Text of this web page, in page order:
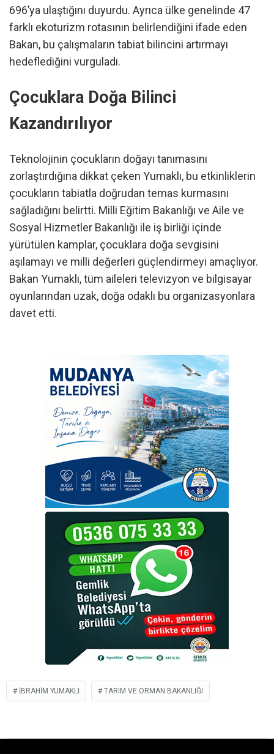
696’ya ulaştığını duyurdu. Ayrıca ülke genelinde 47
farklı ekoturizm rotasının belirlendiğini ifade eden
Bakan, bu çalışmaların tabiat bilincini artırmayı
hedeflediğini vurguladı.
Çocuklara Doğa Bilinci
Kazandırılıyor
Teknolojinin çocukların doğayı tanımasını
zorlaştırdığına dikkat çeken Yumaklı, bu etkinliklerin
çocukların tabiatla doğrudan temas kurmasını
sağladığını belirtti. Milli Eğitim Bakanlığı ve Aile ve
Sosyal Hizmetler Bakanlığı ile iş birliği içinde
yürütülen kamplar, çocuklara doğa sevgisini
aşılamayı ve milli değerleri güçlendirmeyi amaçlıyor.
Bakan Yumaklı, tüm aileleri televizyon ve bilgisayar
oyunlarından uzak, doğa odaklı bu organizasyonlara
davet etti.
IBRAHIM YUMAKLI TARIM VE ORMAN BAKANLIĞI